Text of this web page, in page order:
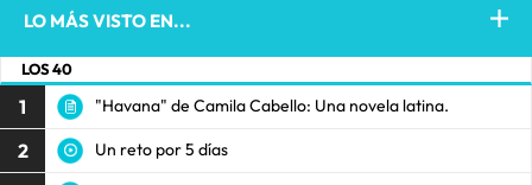
LO MÁS VISTO EN...
LOS 40
1 "Havana" de Camila Cabello: Una novela latina.
2 Un reto por 5 días